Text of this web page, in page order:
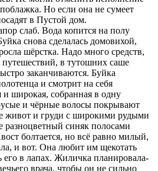
Но если она не сумеет
в Пустой дом.
слаб. Вода копится на полу
снова сделалась домовихой,
шёрстка. Надо много средств,
путешествий, в тутошних саше
заканчиваются. Буйка
и смотрит на себя
и широкая, собранная в одну
и чёрные волосы покрывают
живот и груди с широкими рудыми
разноцветный синяк полосами
болтается, но всё равно милый,
и вот. Она любит им щекотать
его в лапах. Жиличка планировала-
врача, чтобы он не сильно